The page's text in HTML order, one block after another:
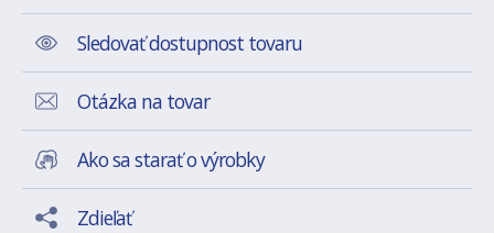
Sledovať dostupnost tovaru
Otázka na tovar
Ako sa starať o výrobky
Zdieľať